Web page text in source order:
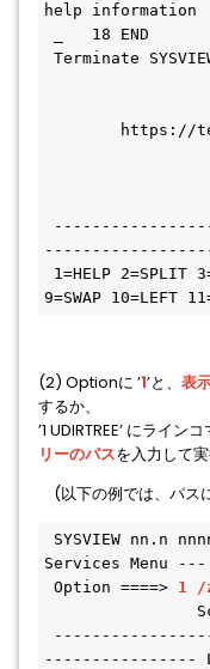
help
_
Terminate
https://
1=HELP 2=SPLIT
9=SWAP 10=LEFT
(2) Optionに ’1’と、 表
するか、
’1 UDIRTREE’ にライン
リーのパスを入力して実
(以下の例では、パス
Services Menu ---
Option ====> 1 /
Scroll
----------------